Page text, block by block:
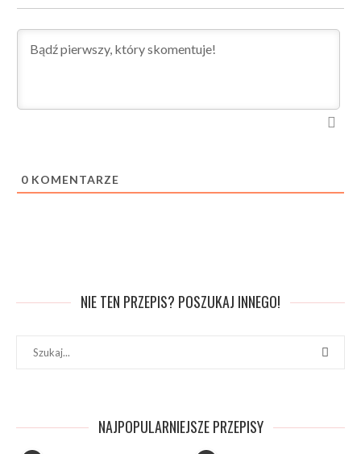
0 KOMENTARZE
NIE TEN PRZEPIS? POSZUKAJ INNEGO!
NAJPOPULARNIEJSZE PRZEPISY